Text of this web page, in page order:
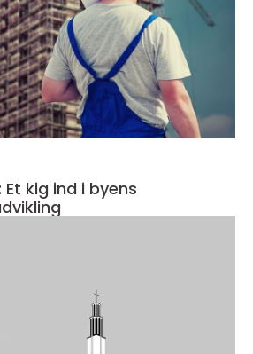
kig ind i byens